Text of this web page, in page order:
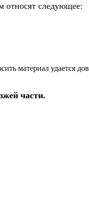
относят следующее:
материал удается
части.